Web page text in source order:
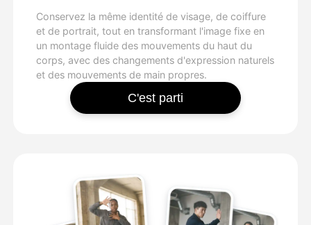
Conservez la même identité de visage, de coiffure
et de portrait, tout en transformant l'image fixe en
un montage fluide des mouvements du haut du
corps, avec des changements d'expression naturels
et des mouvements de main propres.
C'est parti